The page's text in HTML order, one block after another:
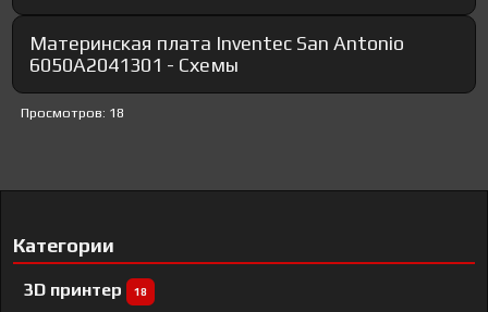
Материнская плата Inventec San Antonio
6050A2041301 - Схемы
Просмотров: 18
Категории
3D принтер 18